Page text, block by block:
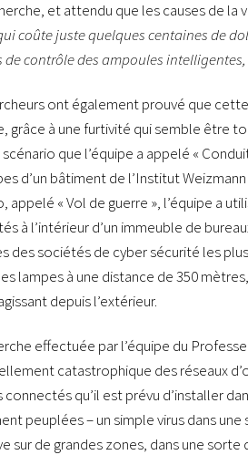
et attendu que les causes de
coûte juste quelques centaines de
de contrôle des ampoules
ont également prouvé que
grâce à une furtivité qui semble être
scénario que l’équipe a appelé «
d’un bâtiment de l’Institut
appelé « Vol de guerre », l’équipe a
à l’intérieur d’un immeuble de
des sociétés de cyber sécurité les
lampes à une distance de 350
depuis l’extérieur.
effectuée par l’équipe du
catastrophique des réseaux
connectés qu’il est prévu d’installer
peuplées – un simple virus dans
sur de grandes zones, dans une